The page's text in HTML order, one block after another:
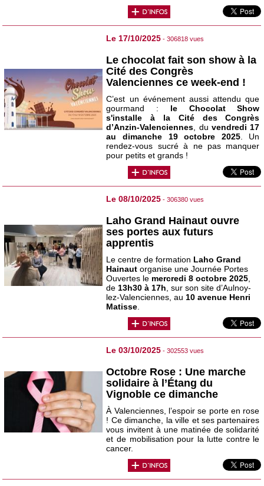
Le 17/10/2025 - 306818 vues
Le chocolat fait son show à la
Cité des Congrès
Valenciennes ce week-end !
C’est un événement aussi attendu que
gourmand : le Chocolat Show
s'installe à la Cité des Congrès
d’Anzin-Valenciennes , duvendredi 17
au dimanche 19 octobre 2025. Un
rendez-vous sucré à ne pas manquer
pour petits et grands !
Le 08/10/2025 - 306380 vues
Laho Grand Hainaut ouvre
ses portes aux futurs
apprentis
Le centre de formation Laho Grand
Hainaut organise une Journée Portes
Ouvertes le mercredi 8 octobre 2025
de 13h30 à 17h , sur son site d’Aulnoy-
lez-Valenciennes, au 10 avenue Henri
Matisse
Le 03/10/2025 - 302553 vues
Octobre Rose : Une marche
solidaire à l’Étang du
Vignoble ce dimanche
À Valenciennes, l’espoir se porte en rose
! Ce dimanche, la ville et ses partenaires
vous invitent à une matinée de solidarité
et de mobilisation pour la lutte contre le
cancer.